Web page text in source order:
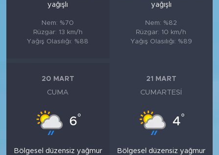
yağışlı
Nem: %70
Rüzgar: 13 km/h
Yağış Olasılığı: %88
yağışlı
Nem: %82
Rüzgar: 10 km/h
Yağış Olasılığı: %89
20 MART
CUMA
6°
Bölgesel düzensiz yağmur
21 MART
CUMARTESI
4°
Bölgesel düzensiz yağmur